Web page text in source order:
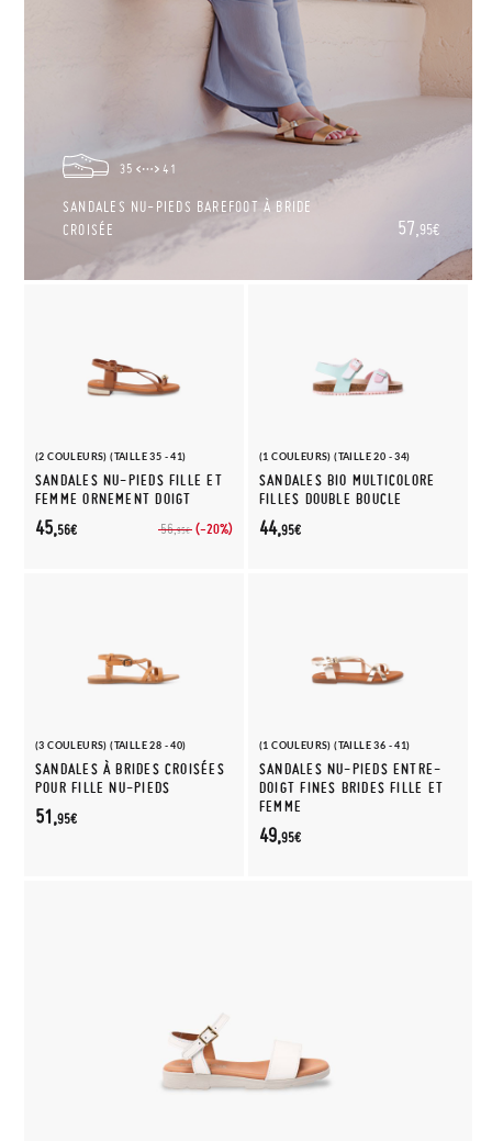
35 41
SANDALES NU-PIEDS BAREFOOT À BRIDE
CROISÉE
57, 95€
(2 COULEURS) (TAILLE 35 - 41)
SANDALES NU-PIEDS FILLE ET
FEMME ORNEMENT DOIGT
56,95€ (-20%)
45,56€
(1 COULEURS) (TAILLE 20 - 34)
SANDALES BIO MULTICOLORE
FILLES DOUBLE BOUCLE
44,95€
(3 COULEURS) (TAILLE 28 - 40)
SANDALES À BRIDES CROISÉES
POUR FILLE NU-PIEDS
51,95€
(1 COULEURS) (TAILLE 36 - 41)
SANDALES NU-PIEDS ENTRE-
DOIGT FINES BRIDES FILLE ET
FEMME
49,95€